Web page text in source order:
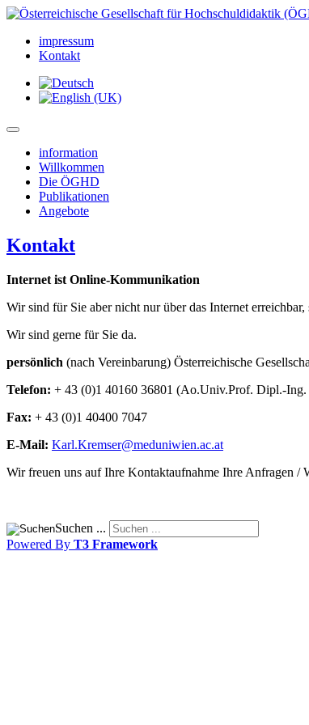
impressum
Kontakt
information
Willkommen
Die ÖGHD
Publikationen
Angebote
Kontakt
Internet ist Online-Kommunikation
Wir sind für Sie aber nicht nur über das Internet
Wir sind gerne für Sie da.
persönlich (nach Vereinbarung) Österreichische
Telefon: + 43 (0)1 40160 36801 (Ao.Univ.Prof. Dipl.-
Fax: + 43 (0)1 40400 7047
E-Mail:
Wir freuen uns auf Ihre Kontaktaufnahme Ihre Anfragen
Suchen ...
Powered By T3 Framework